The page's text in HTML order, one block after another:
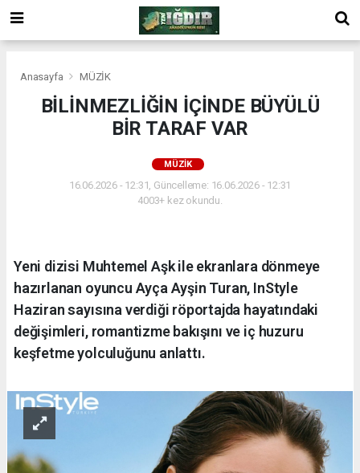
Anasayfa MÜZİK
BİLİNMEZLİĞİN İÇİNDE BÜYÜLÜ
BİR TARAF VAR
MÜZİK
16.06.2026 - 12:31, Güncelleme: 16.06.2026 - 12:31
4003+ kez okundu.
Yeni dizisi Muhtemel Aşk ile ekranlara dönmeye
hazırlanan oyuncu Ayça Ayşin Turan, InStyle
Haziran sayısına verdiği röportajda hayatındaki
değişimleri, romantizme bakışını ve iç huzuru
keşfetme yolculuğunu anlattı.